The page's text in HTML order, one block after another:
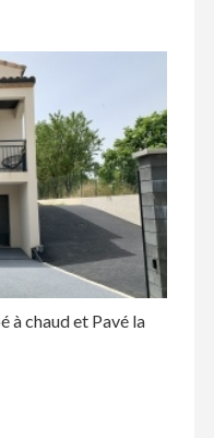
à chaud et Pavé la